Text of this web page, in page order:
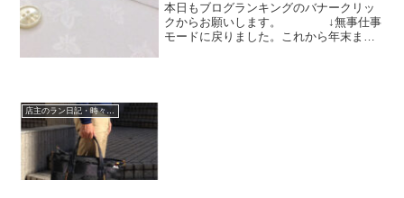
本日もブログランキングのバナークリッ
クからお願いします。 ↓無事仕事
モードに戻りました。これから年末まで
店主のラン日記・時々水泳